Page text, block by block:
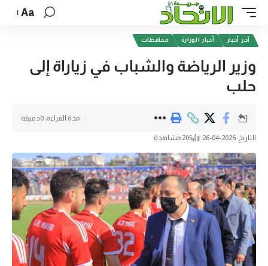
Aa
آخر أخبار أخبار الوزارة محافظات
وزير الرياضة والشباب في زياراة إلى
حلب
التاريخ: 2026-04-26 205 مشاهدة
مدة القراءة: 0دقيقة